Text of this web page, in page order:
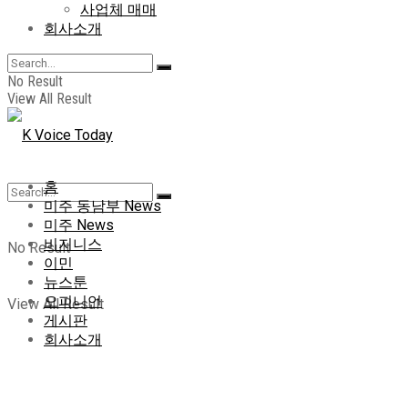
사업체 매매
회사소개
No Result
View All Result
No Result
View All Result
홈
미주 동남부 News
미주 News
비지니스
이민
뉴스툰
오피니언
게시판
회사소개